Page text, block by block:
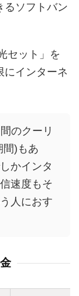
るソフトバン
セット」を
にインターネ
のクーリ
間)もあ
かインタ
速度もそ
人におす